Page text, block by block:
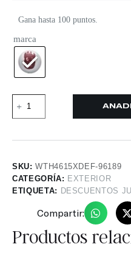
Gana hasta 100 puntos.
marca
SKU:WTH4615XDEF-96189
CATEGORÍA: EXTERIOR
ETIQUETA: DESCUENTOS
Compartir:
Productos